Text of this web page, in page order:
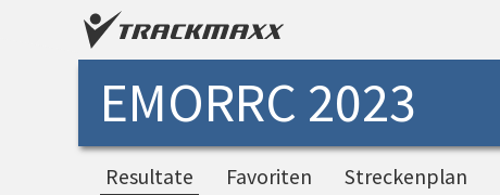
EMORRC 2023
Resultate Favoriten Streckenplan